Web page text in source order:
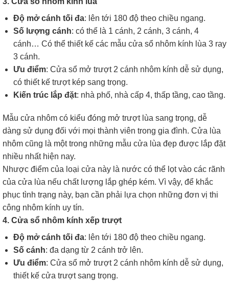
Độ mở cánh tối đa: lên tới 180 độ theo chiều ngang.
Số lượng cánh: có thể là 1 cánh, 2 cánh, 3 cánh, 4
cánh… Có thể thiết kế các mẫu cửa sổ nhôm kính lùa 3 ray
3 cánh.
Ưu điểm: Cửa sổ mở trượt 2 cánh nhôm kính dễ sử dụng,
có thiết kế trượt kép sang trọng.
Kiến trúc lắp đặt: nhà phố, nhà cấp 4, thấp tầng, cao tầng.
Mẫu cửa nhôm có kiểu đóng mở trượt lùa sang trọng, dễ
dàng sử dụng đối với mọi thành viên trong gia đình. Cửa lùa
nhôm cũng là một trong những mẫu cửa lùa đẹp được lắp đặt
nhiều nhất hiện nay.
Nhược điểm của loại cửa này là nước có thể lọt vào các rãnh
của cửa lùa nếu chất lượng lắp ghép kém. Vì vậy, để khắc
phục tình trạng này, bạn cần phải lựa chọn những đơn vị thi
công nhôm kính uy tín.
4. Cửa sổ nhôm kính xếp trượt
Độ mở cánh tối đa: lên tới 180 độ theo chiều ngang.
Số cánh: đa dạng từ 2 cánh trở lên.
Ưu điểm: Cửa sổ mở trượt 2 cánh nhôm kính dễ sử dụng,
thiết kế cửa trượt sang trọng.